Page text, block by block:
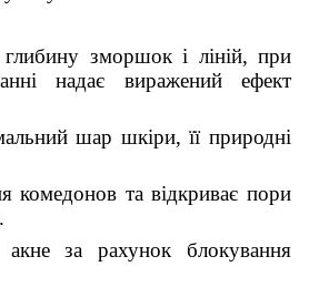
зморшок і ліній, при
надає виражений ефект
шар шкіри, її природні
комедонов та відкриває пори
за рахунок блокування